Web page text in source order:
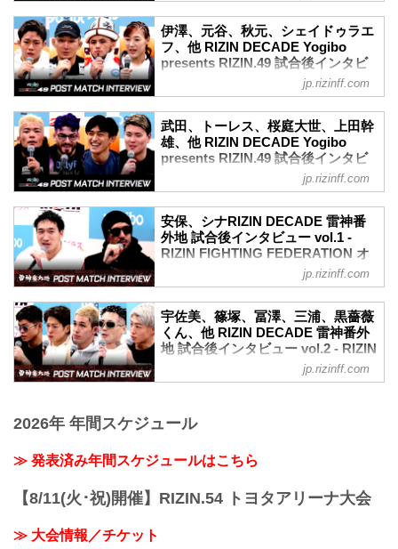
イヤー！はー！疲れた！
ーー再びベルトを手にしました。試合後
の率直な感想をお聞かせいただけますで
しょうか。
youtu.be
堀口恭司「世界一番をめざしているの
で、そこに挑戦したい」
ーー初防衛おめでとうございます。今の
堀口 試合のなかで、すごい課題ができた
試合だなと思いましたね。なので、ちょ
っと、気分が落ち込んでます。
ーーその課題はもう明確に今わかって...
ナにて開催されたRIZIN DECADE Yogibo
presents RIZIN.49の出場選手たちの試合
後インタビューを公開！
youtu.be
ホベルト・サトシ・ソウザ「世界のトッ
プ選手と戦いたい」
ーー王座防衛おめでとうございます。試
合後の率直な感想をお聞かせいただけま
すか。
サトシ 嬉しいね！今年2回KOして、大晦
日には柔術見せたいから、柔術ができ
て、それでとてもよかったです。
ーーフィニッシュ...
伊澤、元谷、秋元、シェイドゥラエ
フ、他 RIZIN DECADE Yogibo
presents RIZIN.49 試合後インタビ
ュー vol.4 - RIZIN FIGHTING
FEDERATION オフィシャルサイト
12月31日（火）さいたまスーパーアリー
ナにて開催されたRIZIN DECADE Yogibo
presents RIZIN.49の出場選手たちの試合
後インタビューを公開！
youtu.be
伊澤星花「周りを認めさせながら、自分
が世界一であることを証明していけた
ーー試合後の率直な感想をお聞かせいた
だけますか。
伊澤 勝ててホッとしているという気持ち
ですね。
ーー今回対戦したルシア選手について、
対戦前のイメージと実際に戦って違った
jp.rizinff.com
武田、トーレス、桜庭大世、上田幹
雄、他 RIZIN DECADE Yogibo
presents RIZIN.49 試合後インタビ
ュー vol.5 - RIZIN FIGHTING
FEDERATION オフィシャルサイト
12月31日（火）さいたまスーパーアリー
ナにて開催されたRIZIN DECADE Yogibo
presents RIZIN.49の出場選手たちの試合
youtu.be
上田幹雄「ここからもっと負けられない
戦いが続くのではないか」
ーー試合後の率直な感想をお聞かせいた
だけますか。
ですけど気にしないでください。えっ
と、まあホッとしているというか。プロ
の...
jp.rizinff.com
安保、シナRIZIN DECADE 雷神番
外地 試合後インタビュー vol.1 -
RIZIN FIGHTING FEDERATION オ
ナにて開催されたRIZIN DECADE 雷神番
外地の出場選手たちの試合後インタビュ
ーを公開！
のが安保瑠輝也。誰に何言われても、も
ーー試合後の率直な感想をお聞かせいた
安保 率直な感想は、まあやっぱり、何や
jp.rizinff.com
宇佐美、篠塚、冨澤、三浦、黒薔薇
くん、他 RIZIN DECADE 雷神番外
地 試合後インタビュー vol.2 - RIZIN
FIGHTING FEDERATION オフィシ
ャルサイト
ナにて開催されたRIZIN DECADE 雷神番
ーを公開！
YouTubeで見る
youtu.be
jp.rizinff.com
2026年 年間スケジュール
≫ 発表済み年間スケジュールはこちら
【8/11(火･祝)開催】RIZIN.54 トヨタアリーナ大会
≫ 大会情報／チケット